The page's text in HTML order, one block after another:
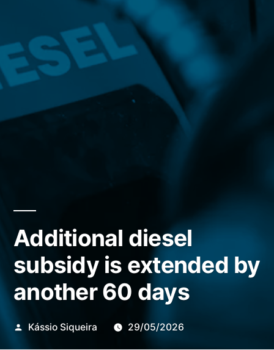
Additional diesel
subsidy is extended by
another 60 days
Publicado
Kássio Siqueira 29/05/2026